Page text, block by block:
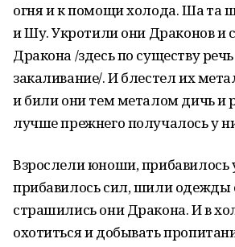
огня и к помощи холода. Шаҡ та
и Шуҡ. Укротили они Драконов
Дракона /здесь по существу
закаливание/. И блестел их
и били они тем металом дичь и
лучше прежнего получалось у
Взрослели юноши, прибавилось
прибавилось сил, шили одежды
страшились они Дракона. И в
охотиться и добывать